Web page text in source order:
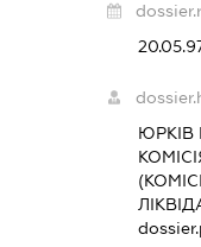
ЮРКІВ